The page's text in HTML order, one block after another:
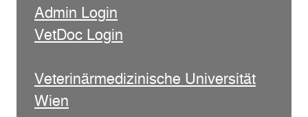
Admin Login
VetDoc Login
Veterinärmedizinische Universität
Wien